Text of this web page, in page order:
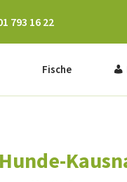
793 16 22
Fische